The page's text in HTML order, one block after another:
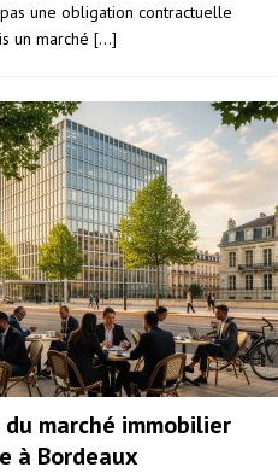
pas une obligation contractuelle
un marché […]
du marché immobilier
à Bordeaux